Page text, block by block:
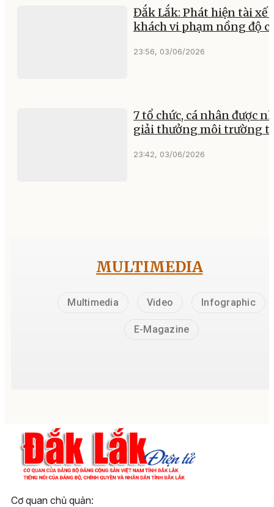
Đắk Lắk: Phát hiện tài xế
khách vi phạm nồng độ
23:56, 03/06/2026
7 tổ chức, cá nhân được
giải thưởng môi trường
23:42, 03/06/2026
MULTIMEDIA
Multimedia Video Infographic
E-Magazine
Cơ quan chủ quản: